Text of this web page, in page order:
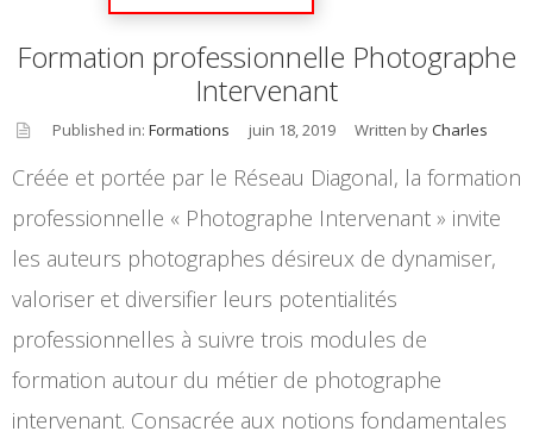
Formation professionnelle Photographe
Intervenant
e
Published in: Formations juin 18, 2019 Written byCharles
Créée et portée par le Réseau Diagonal, la formation
professionnelle « Photographe Intervenant » invite
les auteurs photographes désireux de dynamiser,
valoriser et diversifier leurs potentialités
professionnelles à suivre trois modules de
formation autour du métier de photographe
intervenant. Consacrée aux notions fondamentales